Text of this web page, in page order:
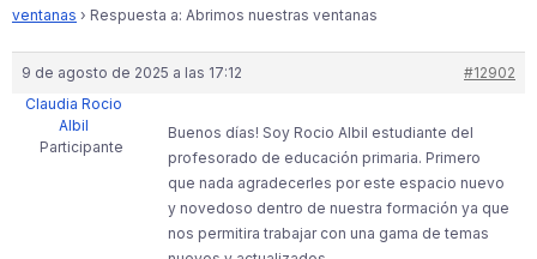
ventanas › Respuesta a: Abrimos nuestras ventanas
9 de agosto de 2025 a las 17:12
#12902
Claudia Rocio
Albil
Participante
Buenos días! Soy Rocio Albil estudiante del
profesorado de educación primaria. Primero
que nada agradecerles por este espacio nuevo
y novedoso dentro de nuestra formación ya que
nos permitira trabajar con una gama de temas